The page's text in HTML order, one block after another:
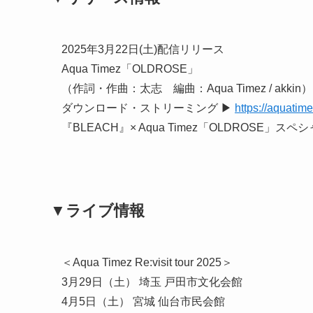
2025年3月22日(土)配信リリース
Aqua Timez「OLDROSE」
（作詞・作曲：太志 編曲：Aqua Timez / akkin）
ダウンロード・ストリーミング ▶ https://
『BLEACH』× Aqua Timez「OLDROSE」スペ
▼ライブ情報
＜Aqua Timez Re:visit tour 2025＞
3月29日（土） 埼玉 戸田市文化
4月5日（土） 宮城 仙台市民会